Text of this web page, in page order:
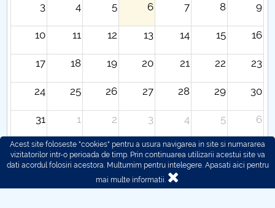
3 4 5 6 7 8 9
10 11 12 13 14 15 16
17 18 19 20 21 22 23
24 25 26 27 28 29 30
31 1 2 3 4 5 6
Acest site foloseste "cookies" pentru a usura navigarea in site si numararea
vizitatorilor intr-o perioada de timp. Prin continuarea utilizarii acestui site va
dati acordul folosiri acestora. Multumim pentru intelegere. Apasati aici pentru
mai multe informatii.